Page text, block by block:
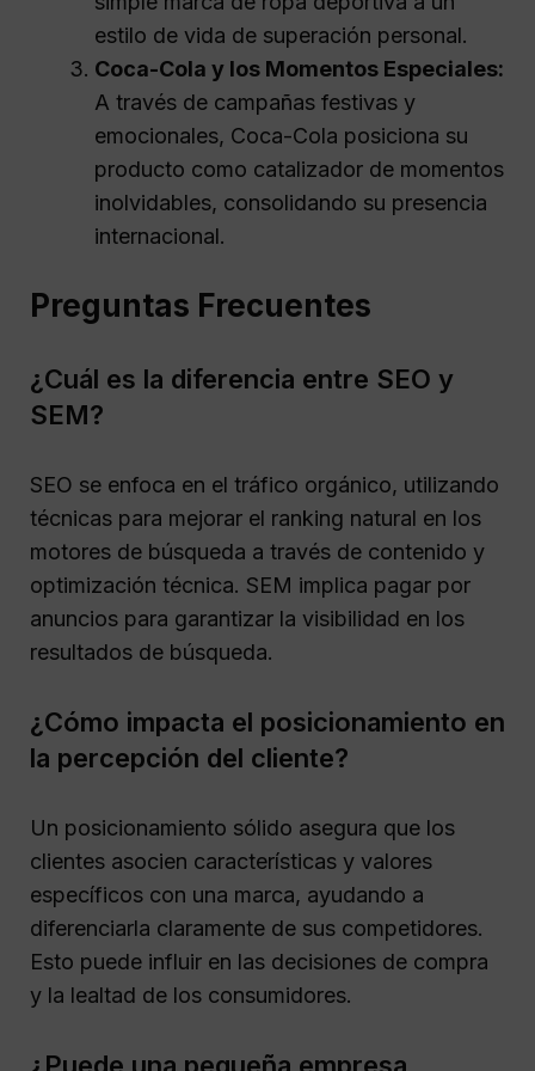
estilo de vida de superación personal.
Coca-Cola y los Momentos Especiales:
A través de campañas festivas y
emocionales, Coca-Cola posiciona su
producto como catalizador de momentos
inolvidables, consolidando su presencia
internacional.
Preguntas Frecuentes
¿Cuál es la diferencia entre SEO y
SEM?
SEO se enfoca en el tráfico orgánico, utilizando
técnicas para mejorar el ranking natural en los
motores de búsqueda a través de contenido y
optimización técnica. SEM implica pagar por
anuncios para garantizar la visibilidad en los
resultados de búsqueda.
¿Cómo impacta el posicionamiento en
la percepción del cliente?
Un posicionamiento sólido asegura que los
clientes asocien características y valores
específicos con una marca, ayudando a
diferenciarla claramente de sus competidores.
Esto puede influir en las decisiones de compra
y la lealtad de los consumidores.